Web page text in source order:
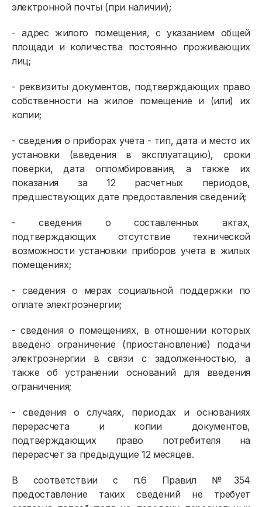
электронной почты (при наличии);
- адрес жилого помещения, с указанием общей
площади и количества постоянно проживающих
лиц;
- реквизиты документов, подтверждающих право
собственности на жилое помещение и (или) их
копии;
- сведения о приборах учета - тип, дата и место их
установки (введения в эксплуатацию), сроки
поверки, дата опломбирования, а также их
показания за 12 расчетных периодов,
предшествующих дате предоставления сведений;
- сведения о составленных актах,
подтверждающих отсутствие технической
возможности установки приборов учета в жилых
помещениях;
- сведения о мерах социальной поддержки по
оплате электроэнергии;
- сведения о помещениях, в отношении которых
введено ограничение (приостановление) подачи
электроэнергии в связи с задолженностью, а
также об устранении оснований для введения
ограничения;
- сведения о случаях, периодах и основаниях
перерасчета и копии документов,
подтверждающих право потребителя на
перерасчет за предыдущие 12 месяцев.
В соответствии с п.6 Правил №354
предоставление таких сведений не требует